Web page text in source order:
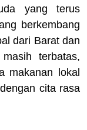
yang terus
berkembang
dari Barat dan
terbatas,
makanan lokal
cita rasa